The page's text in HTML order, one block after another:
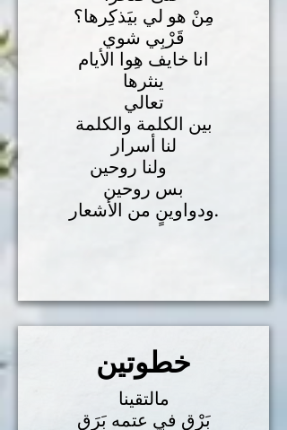
مِنْ هو لي بيَذكِرها؟
قَرْبِي شوي
انا خايف هِوا الأيام
ينثرها
تعالي
بين الكلمة والكلمة
لنا أسرار
بس روحين
ودواوينٍ من الأشعار.
خطوتين
مالتقينا
بَرْق في عتمه بَرَق